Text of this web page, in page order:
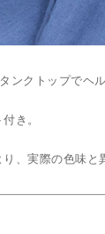
クトップでヘ
き。
、実際の色味と